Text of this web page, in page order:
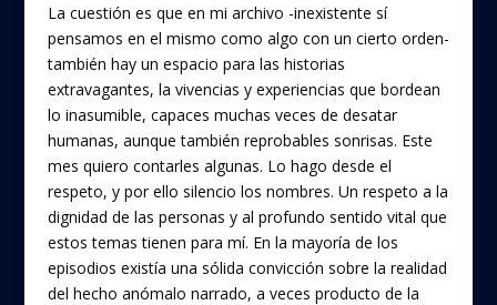
La cuestión es que en mi archivo -inexistente sí
pensamos en el mismo como algo con un cierto orden-
también hay un espacio para las historias
extravagantes, la vivencias y experiencias que bordean
lo inasumible, capaces muchas veces de desatar
humanas, aunque también reprobables sonrisas. Este
mes quiero contarles algunas. Lo hago desde el
respeto, y por ello silencio los nombres. Un respeto a la
dignidad de las personas y al profundo sentido vital que
estos temas tienen para mí. En la mayoría de los
episodios existía una sólida convicción sobre la realidad
del hecho anómalo narrado, a veces producto de la